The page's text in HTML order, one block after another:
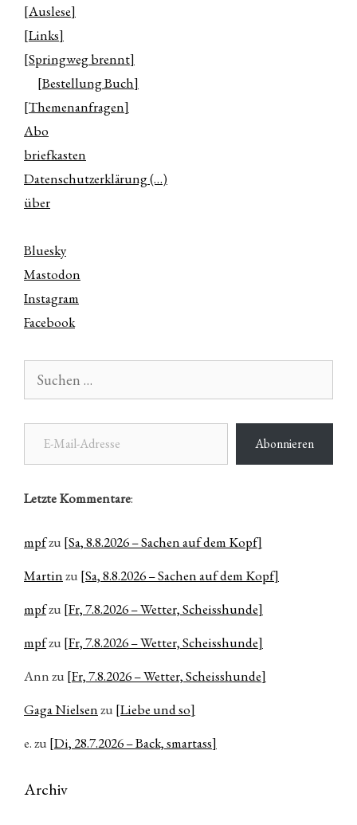
[Auslese]
[Links]
[Springweg brennt]
[Bestellung Buch]
[Themenanfragen]
Abo
briefkasten
Datenschutzerklärung (…)
über
Bluesky
Mastodon
Instagram
Facebook
nach:
E-Mail-Adresse
Abonnieren
Letzte Kommentare:
mpfzu [Sa, 8.8.2026 – Sachen auf dem Kopf]
Martinzu [Sa, 8.8.2026 – Sachen auf dem Kopf]
mpfzu [Fr, 7.8.2026 – Wetter, Scheisshunde]
mpfzu [Fr, 7.8.2026 – Wetter, Scheisshunde]
Annzu [Fr, 7.8.2026 – Wetter, Scheisshunde]
Gaga Nielsenzu [Liebe und so]
e.zu [Di, 28.7.2026 – Back, smartass]
Archiv